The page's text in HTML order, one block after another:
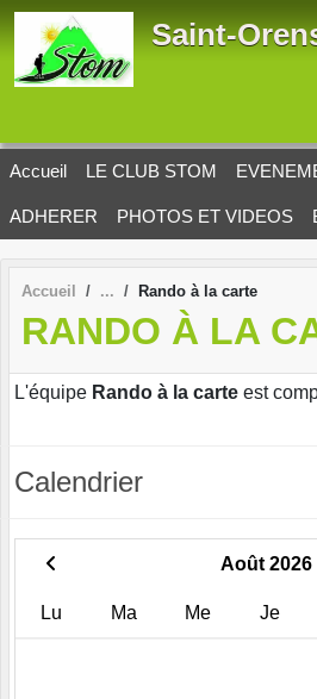
Saint-
Accueil LE CLUB STOM
ADHERER PHOTOS ET VIDEOS
Accueil Rando à la carte
RANDO À LA
L'équipe Rando à la carte est
Calendrier
Août 2026
Lu Ma Me Je
Panneau de gestion des cookies